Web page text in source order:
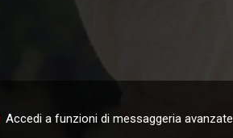
Accedi a funzioni di messaggeria avanzate